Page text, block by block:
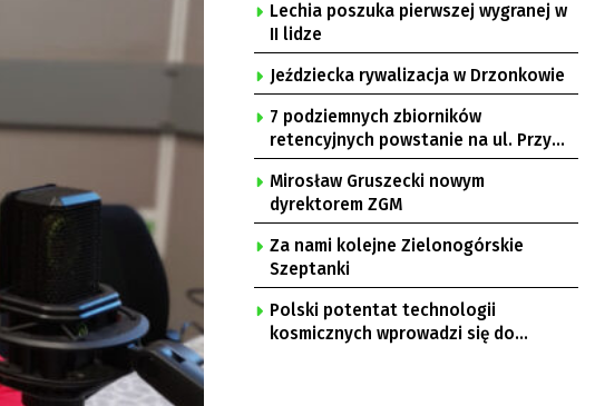
Lechia poszuka pierwszej wygranej w
II lidze
Jeździecka rywalizacja w Drzonkowie
7 podziemnych zbiorników
retencyjnych powstanie na ul. Przy
Gazowni
Mirosław Gruszecki nowym
dyrektorem ZGM
Za nami kolejne Zielonogórskie
Szeptanki
Polski potentat technologii
kosmicznych wprowadzi się do